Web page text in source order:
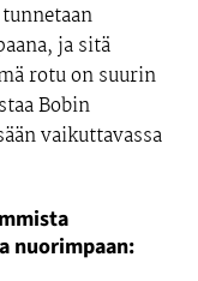
ja sitä
rotu on suurin
Bobin
vaikuttavassa
nuorimpaan: